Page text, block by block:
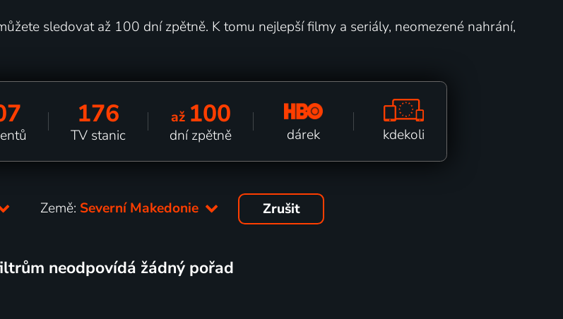
sledovat až 100 dní zpětně. K tomu nejlepší filmy a seriály, neomezené nahrání,
176
TV stanic
až 100
dní zpětně dárek kdekoli
Země: Severní Makedonie Zrušit
neodpovídá žádný pořad